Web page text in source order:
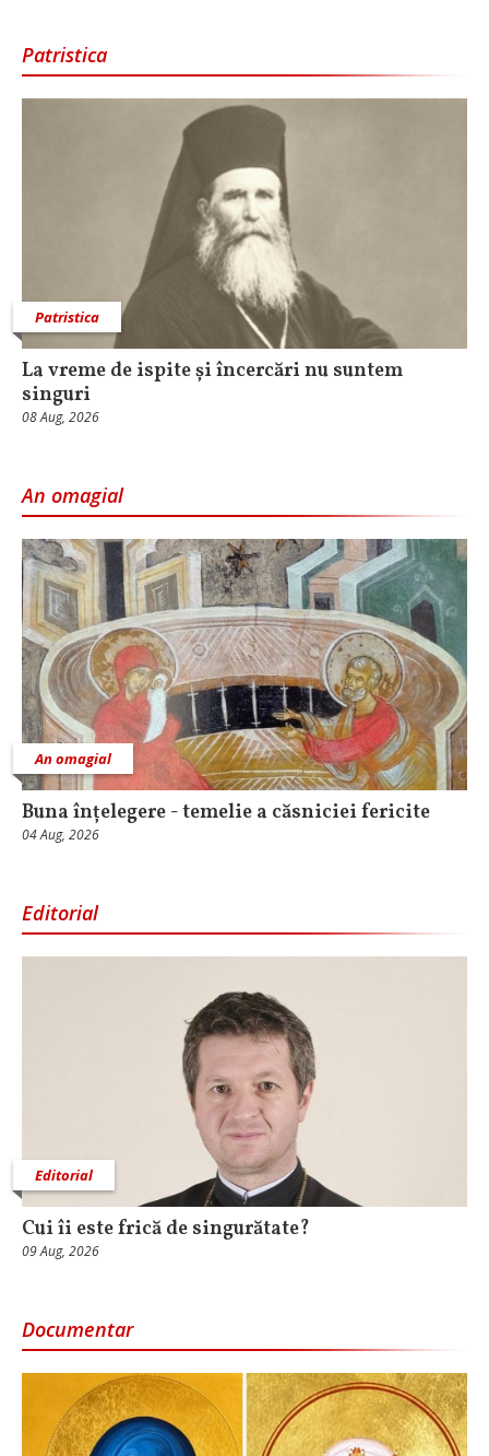
Patristica
Patristica
La vreme de ispite și încercări nu suntem
singuri
08 Aug, 2026
An omagial
An omagial
Buna înțelegere - temelie a căsniciei fericite
04 Aug, 2026
Editorial
Editorial
Cui îi este frică de singurătate?
09 Aug, 2026
Documentar